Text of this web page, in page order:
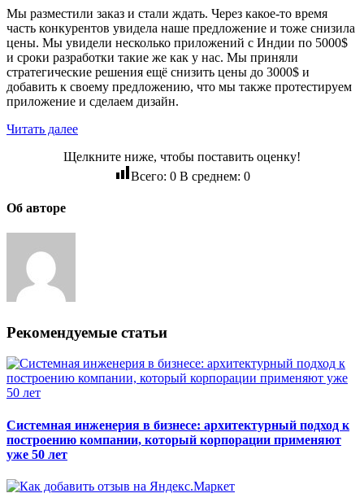
Мы разместили заказ и стали ждать. Через какое-то время
часть конкурентов увидела наше предложение и тоже снизила
цены. Мы увидели несколько приложений с Индии по 5000$
и сроки разработки такие же как у нас. Мы приняли
стратегические решения ещё снизить цены до 3000$ и
добавить к своему предложению, что мы также протестируем
приложение и сделаем дизайн.
Читать далее
Щелкните ниже, чтобы поставить оценку!
Всего: 0В среднем: 0
Об авторе
Рекомендуемые статьи
Системная инженерия в бизнесе: архитектурный подход к
построению компании, который корпорации применяют
уже 50 лет